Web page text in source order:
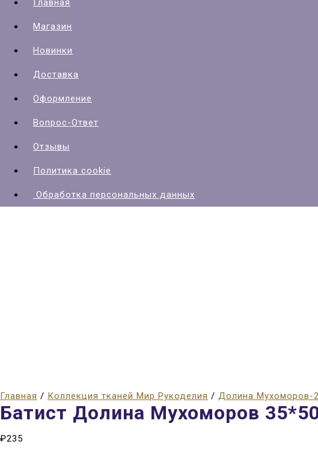
Главная
Магазин
Новинки
Доставка
Оформление
Вопрос-Ответ
Отзывы
Политика cookie
Обработка персональных данных
Главная / Коллекция тканей Мир Рукоделия / Долина Мухоморов-
Батист Долина Мухоморов
₽235